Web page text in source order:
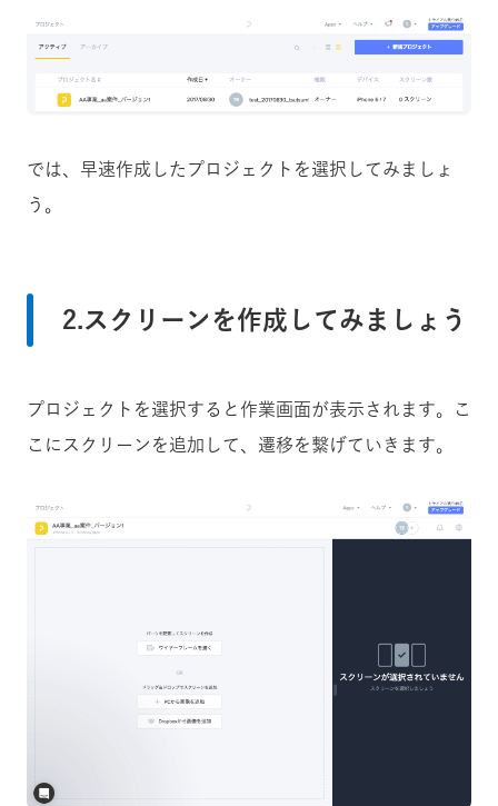
では、早速作成したプロジェクトを選択してみましょ
う。
2.スクリーンを作成してみましょう
プロジェクトを選択すると作業画面が表示されます。こ
こにスクリーンを追加して、遷移を繋げていきます。